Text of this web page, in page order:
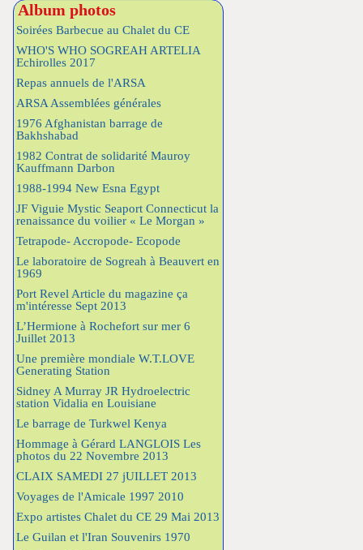
Album photos
Soirées Barbecue au Chalet du CE
WHO'S WHO SOGREAH ARTELIA
Echirolles 2017
Repas annuels de l'ARSA
ARSA Assemblées générales
1976 Afghanistan barrage de
Bakhshabad
1982 Contrat de solidarité Mauroy
Kauffmann Darbon
1988-1994 New Esna Egypt
JF Viguie Mystic Seaport Connecticut la
renaissance du voilier « Le Morgan »
Tetrapode- Accropode- Ecopode
Le laboratoire de Sogreah à Beauvert en
1969
Port Revel Article du magazine ça
m'intéresse Sept 2013
L’Hermione à Rochefort sur mer 6
Juillet 2013
Une première mondiale W.T.LOVE
Generating Station
Sidney A Murray JR Hydroelectric
station Vidalia en Louisiane
Le barrage de Turkwel Kenya
Hommage à Gérard LANGLOIS Les
photos du 22 Novembre 2013
CLAIX SAMEDI 27 jUILLET 2013
Voyages de l'Amicale 1997 2010
Expo artistes Chalet du CE 29 Mai 2013
Le Guilan et l'Iran Souvenirs 1970